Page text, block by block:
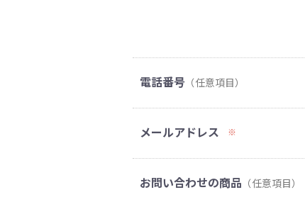
電話番号 （任意項目）
メールアドレス ※
お問い合わせの商品 （任意項目）